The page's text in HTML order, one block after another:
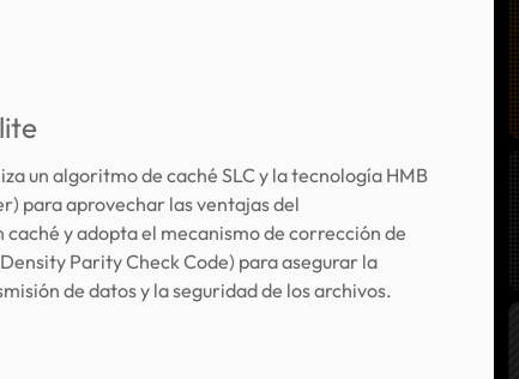
un algoritmo de caché SLC y la tecnología HMB
para aprovechar las ventajas del
y adopta el mecanismo de corrección de
Parity Check Code) para asegurar la
de datos y la seguridad de los archivos.